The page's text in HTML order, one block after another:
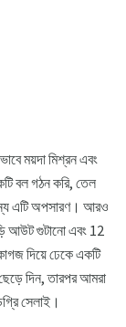
ময়দা মিশ্রন এবং
বল গঠন করি, তেল
এটি অপসারণ। আরও
আউট গুটানো এবং 12
দিয়ে ঢেকে একটি
দিন, তারপর আমরা
সেলাই।